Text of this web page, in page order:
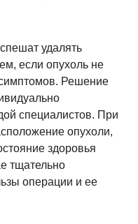
удалять
если опухоль не
Решение
специалистов. При
опухоли,
здоровья
тщательно
операции и ее